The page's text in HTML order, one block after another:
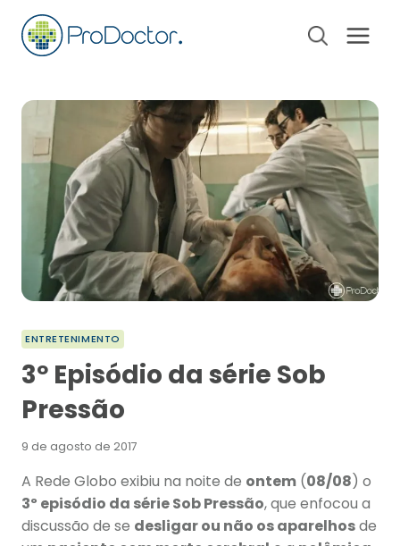
Pular
para
ENTRETENIMENTO
3º Episódio da série Sob
Pressão
9 de agosto de 2017
A Rede Globo exibiu na noite de ontem (08/08) o
3º episódio da série Sob Pressão, que enfocou a
discussão de se desligar ou não os aparelhosde